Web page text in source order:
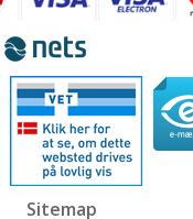
Sitemap